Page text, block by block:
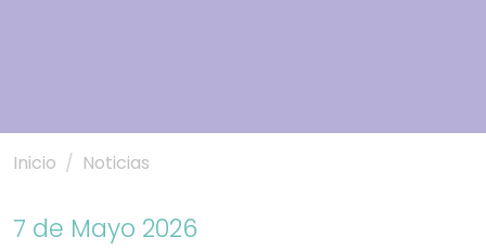
Inicio Noticias
7 de Mayo 2026